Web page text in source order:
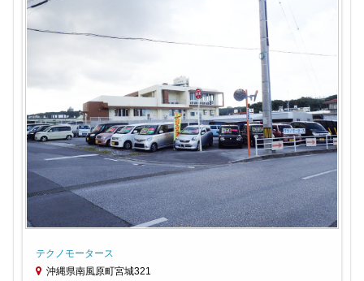
テクノモータース
沖縄県南風原町宮城321